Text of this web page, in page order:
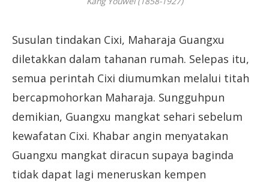
Susulan tindakan Cixi, Maharaja Guangxu
diletakkan dalam tahanan rumah. Selepas itu,
semua perintah Cixi diumumkan melalui titah
bercapmohorkan Maharaja. Sungguhpun
demikian, Guangxu mangkat sehari sebelum
kewafatan Cixi. Khabar angin menyatakan
Guangxu mangkat diracun supaya baginda
tidak dapat lagi meneruskan kempen